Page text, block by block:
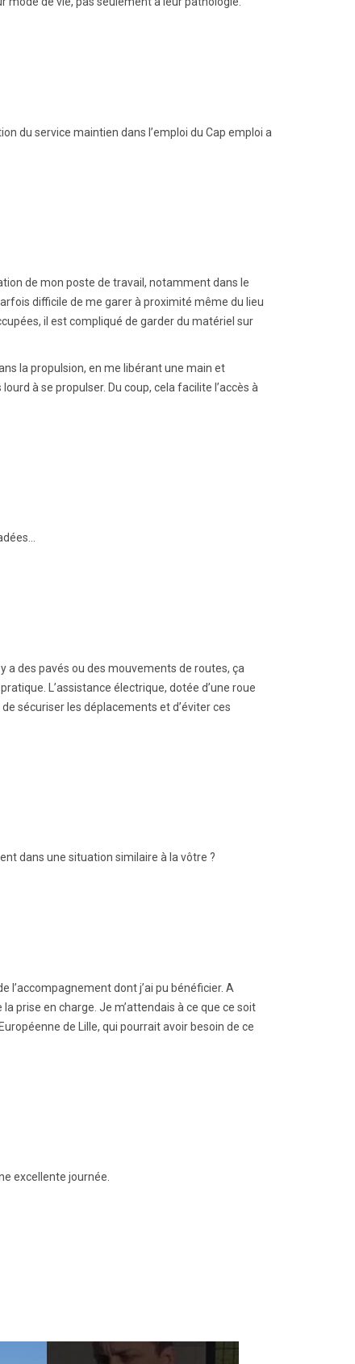
du service maintien dans l’emploi du Cap emploi a
de mon poste de travail, notamment dans le
difficile de me garer à proximité même du lieu
il est compliqué de garder du matériel sur
la propulsion, en me libérant une main et
à se propulser. Du coup, cela facilite l’accès à
a des pavés ou des mouvements de routes, ça
L’assistance électrique, dotée d’une roue
sécuriser les déplacements et d’éviter ces
dans une situation similaire à la vôtre ?
l’accompagnement dont j’ai pu bénéficier. A
prise en charge. Je m’attendais à ce que ce soit
de Lille, qui pourrait avoir besoin de ce
excellente journée.